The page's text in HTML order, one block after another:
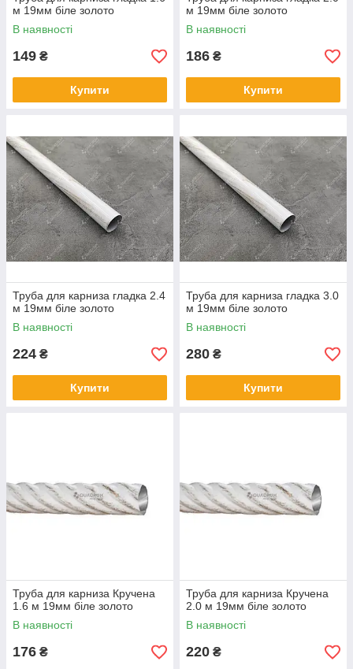
м 19мм біле золото
В наявності
149 ₴
Купити
м 19мм біле золото
В наявності
186 ₴
Купити
Труба для карниза гладка 2.4
м 19мм біле золото
В наявності
224 ₴
Купити
Труба для карниза гладка 3.0
м 19мм біле золото
В наявності
280 ₴
Купити
Труба для карниза Кручена
1.6 м 19мм біле золото
В наявності
176 ₴
Труба для карниза Кручена
2.0 м 19мм біле золото
В наявності
220 ₴